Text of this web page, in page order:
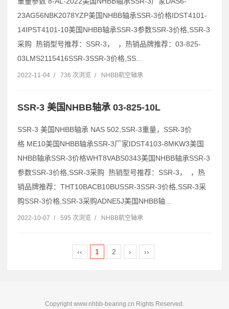
23AG56NBK2078YZP美国NHBB轴承SSR-3价格IDST4101-
14IPST4101-10美国NHBB轴承SSR-3参数SSR-3价格,SSR-3
采购 热销型号推荐：SSR-3， ，热销品牌推荐：03-825-
03LMS2115416SSR-3SSR-3价格,SS...
2022-11-04 / 736 次浏览 / NHBB航空轴承
SSR-3 美国NHBB轴承 03-825-10L
SSR-3 美国NHBB轴承 NAS 502,SSR-3重量，SSR-3价
格 ME10美国NHBB轴承SSR-3厂家IDST4103-8MKW3美国
NHBB轴承SSR-3价格WHT8VABS0343美国NHBB轴承SSR-3
参数SSR-3价格,SSR-3采购 热销型号推荐：SSR-3， ，热
销品牌推荐：THT10BACB10BUSSR-3SSR-3价格,SSR-3采
购SSR-3价格,SSR-3采购ADNE5J美国NHBB轴...
2022-10-07 / 595 次浏览 / NHBB航空轴承
‹‹ 1 2 › ››
Copyright www.nhbb-bearing.cn Rights Reserved.